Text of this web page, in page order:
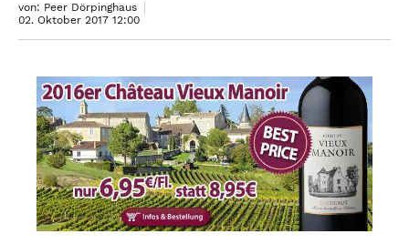
von: Peer Dörpinghaus
02. Oktober 2017 12:00